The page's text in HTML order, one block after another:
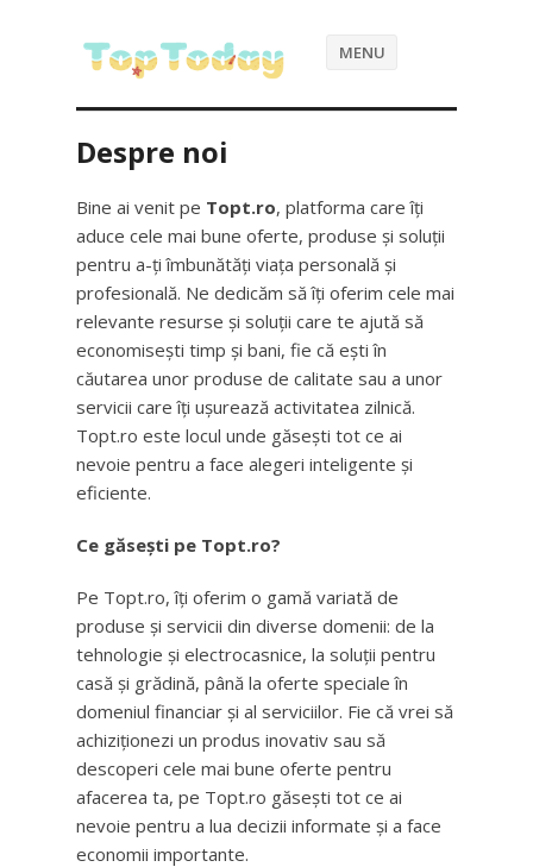
MENU
Despre noi
Bine ai venit pe Topt.ro, platforma care îți
aduce cele mai bune oferte, produse și soluții
pentru a-ți îmbunătăți viața personală și
profesională. Ne dedicăm să îți oferim cele mai
relevante resurse și soluții care te ajută să
economisești timp și bani, fie că ești în
căutarea unor produse de calitate sau a unor
servicii care îți ușurează activitatea zilnică.
Topt.ro este locul unde găsești tot ce ai
nevoie pentru a face alegeri inteligente și
eficiente.
Ce găsești pe Topt.ro?
Pe Topt.ro, îți oferim o gamă variată de
produse și servicii din diverse domenii: de la
tehnologie și electrocasnice, la soluții pentru
casă și grădină, până la oferte speciale în
domeniul financiar și al serviciilor. Fie că vrei să
achiziționezi un produs inovativ sau să
descoperi cele mai bune oferte pentru
afacerea ta, pe Topt.ro găsești tot ce ai
nevoie pentru a lua decizii informate și a face
economii importante.